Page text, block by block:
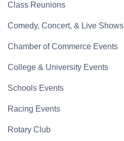
Class Reunions
Comedy, Concert, & Live Shows
Chamber of Commerce Events
College & University Events
Schools Events
Racing Events
Rotary Club